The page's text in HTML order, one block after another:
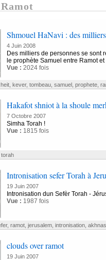
Shmouel HaNavi : des
4 Juin 2008
Des milliers de personnes se sont
le prophète Samuel entre Ramot
Vue : 2024 fois
, kever, tombeau, samuel, prophete,
Hakafot shniot à la shoule
7 Octobre 2007
Simha Torah !
Vue : 1815 fois
Intronisation sefer Torah à
19 Juin 2007
Intronisation dun Sefèr Torah -
Vue : 1987 fois
, ramot, jerusalem, intronisation,
clouds over ramot
19 Juin 2007